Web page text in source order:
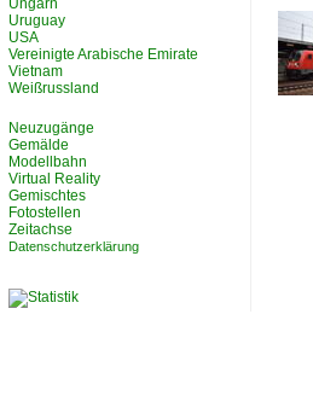
Ungarn
Uruguay
USA
Vereinigte Arabische Emirate
Vietnam
Weißrussland
Neuzugänge
Gemälde
Modellbahn
Virtual Reality
Gemischtes
Fotostellen
Zeitachse
Datenschutzerklärung